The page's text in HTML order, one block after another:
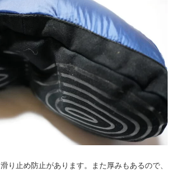
り止め防止があります。また厚みもあるので、